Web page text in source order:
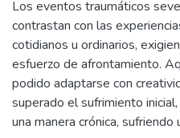
Los eventos traumáticos
contrastan con las
cotidianos u ordinarios,
esfuerzo de afrontamiento.
podido adaptarse con
superado el sufrimiento
una manera crónica,